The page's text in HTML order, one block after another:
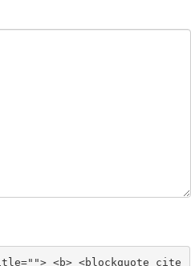
<b> <blockquote cite